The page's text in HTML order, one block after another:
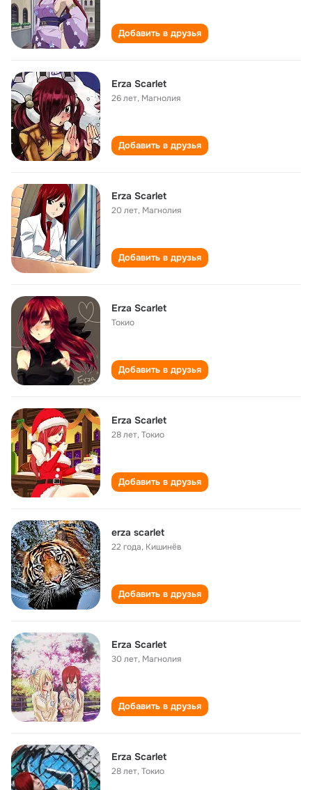
Добавить в друзья
Erza Scarlet
26 лет, Магнолия
Добавить в друзья
Erza Scarlet
20 лет, Магнолия
Добавить в друзья
Erza Scarlet
Токио
Добавить в друзья
Erza Scarlet
28 лет,Токио
Добавить в друзья
erza scarlet
22 года, Кишинёв
Добавить в друзья
Erza Scarlet
30 лет, Магнолия
Добавить в друзья
Erza Scarlet
28 лет,Токио